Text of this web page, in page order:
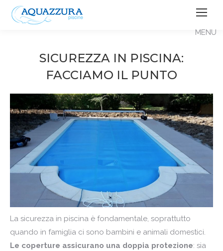
SICUREZZA IN PISCINA:
FACCIAMO IL PUNTO
La sicurezza in piscina è fondamentale, soprattutto
quando in famiglia ci sono bambini e animali domestici.
Le coperture assicurano una doppia protezione: sia